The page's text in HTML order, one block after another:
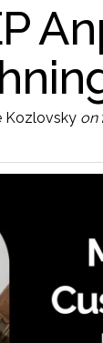
Kozlovsky on